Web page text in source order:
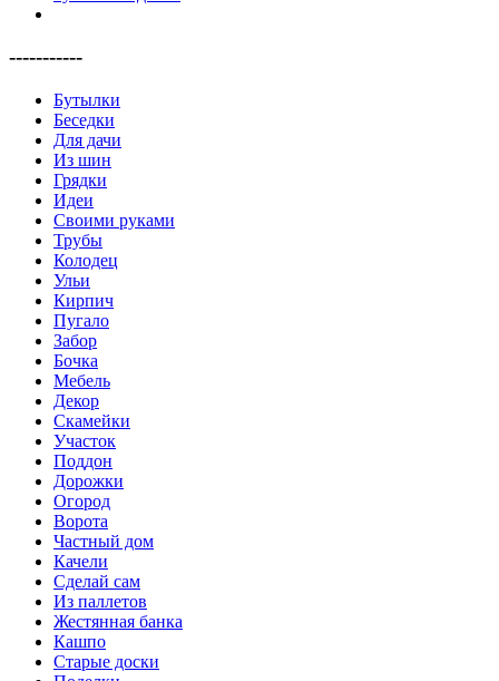
-----------
Бутылки
Беседки
Для дачи
Из шин
Грядки
Идеи
Своими руками
Трубы
Колодец
Ульи
Кирпич
Пугало
Забор
Бочка
Мебель
Декор
Скамейки
Участок
Поддон
Дорожки
Огород
Ворота
Частный дом
Качели
Сделай сам
Из паллетов
Жестянная банка
Кашпо
Старые доски